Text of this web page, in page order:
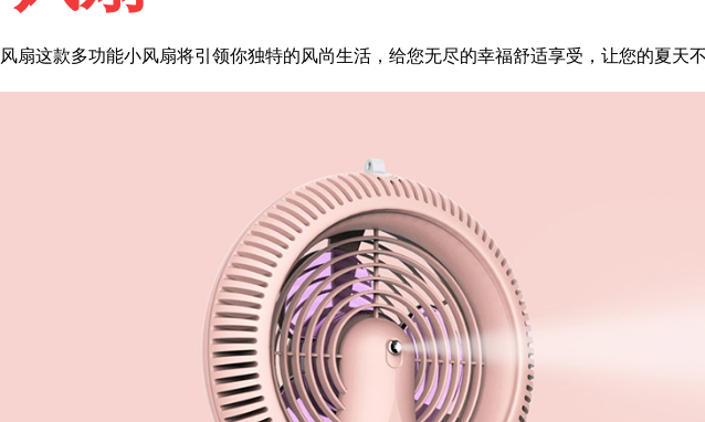
款多功能小风扇将引领你独特的风尚生活，给您无尽的幸福舒适享受，让您的夏天不